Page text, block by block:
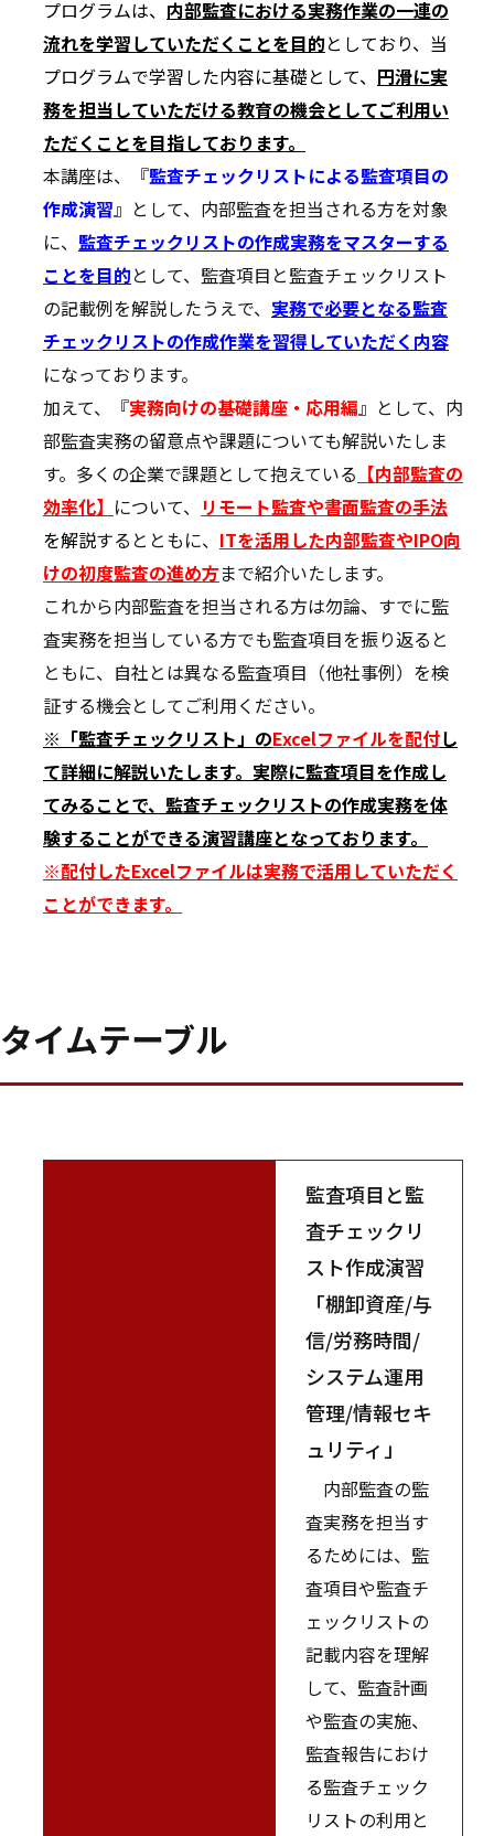
プログラムは、 内部監査における実務作業の一連の
流れを学習していただくことを目的としており、当
プログラムで学習した内容に基礎として、 円滑に実
務を担当していただける教育の機会としてご利用い
ただくことを目指しております。
本講座は、『監査チェックリストによる監査項目の
作成演習』として、内部監査を担当される方を対象
に、 監査チェックリストの作成実務をマスターする
ことを目的として、監査項目と監査チェックリスト
の記載例を解説したうえで、 実務で必要となる監査
チェックリストの作成作業を習得していただく内容
になっております。
加えて、『実務向けの基礎講座・応用編』として、内
部監査実務の留意点や課題についても解説いたしま
す。多くの企業で課題として抱えている 【内部監査の
効率化】 について、 リモート監査や書面監査の手法
を解説するとともに、 ITを活用した内部監査やIPO向
けの初度監査の進め方まで紹介いたします。
これから内部監査を担当される方は勿論、すでに監
査実務を担当している方でも監査項目を振り返ると
ともに、自社とは異なる監査項目（他社事例）を検
証する機会としてご利用ください。
※「監査チェックリスト」のExcelファイルを配付し
て詳細に解説いたします。実際に監査項目を作成し
てみることで、監査チェックリストの作成実務を体
験することができる演習講座となっております。
※配付したExcelファイルは実務で活用していただく
ことができます。
タイムテーブル
監査項目と監
査チェックリ
スト作成演習
「棚卸資産/与
信/労務時間/
システム運用
管理/情報セキ
ュリティ」
内部監査の監
査実務を担当す
るためには、監
査項目や監査チ
ェックリストの
記載内容を理解
して、監査計画
や監査の実施、
監査報告におけ
る監査チェック
リストの利用と